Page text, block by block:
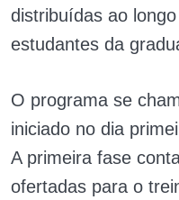
distribuídas ao
estudantes da
O programa se
iniciado no dia
A primeira fase
ofertadas para o